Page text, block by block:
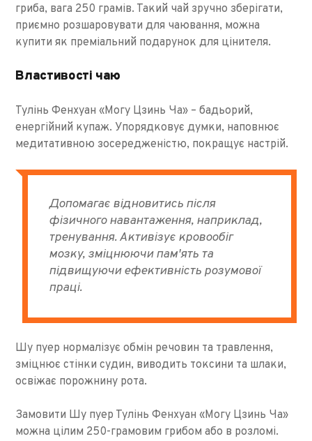
гриба, вага 250 грамів. Такий чай зручно зберігати,
приємно розшаровувати для чаювання, можна
купити як преміальний подарунок для цінителя.
Властивості чаю
Тулінь Фенхуан «Могу Цзинь Ча» – бадьорий,
енергійний купаж. Упорядковує думки, наповнює
медитативною зосередженістю, покращує настрій.
Допомагає відновитись після
фізичного навантаження, наприклад,
тренування. Активізує кровообіг
мозку, зміцнюючи пам'ять та
підвищуючи ефективність розумової
праці.
Шу пуер нормалізує обмін речовин та травлення,
зміцнює стінки судин, виводить токсини та шлаки,
освіжає порожнину рота.
Замовити Шу пуер Тулінь Фенхуан «Могу Цзинь Ча»
можна цілим 250-грамовим грибом або в розломі.